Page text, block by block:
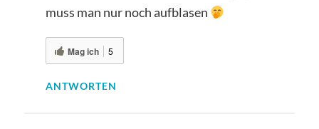
muss man nur noch aufblasen
Mag ich 5
ANTWORTEN